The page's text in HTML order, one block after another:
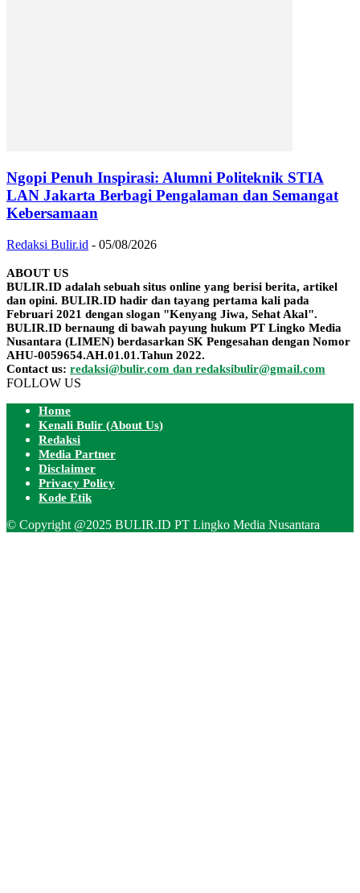
Ngopi Penuh Inspirasi: Alumni Politeknik STIA
LAN Jakarta Berbagi Pengalaman dan Semangat
Kebersamaan
Redaksi Bulir.id - 05/08/2026
ABOUT US
BULIR.ID adalah sebuah situs online yang berisi berita, artikel
dan opini. BULIR.ID hadir dan tayang pertama kali pada
Februari 2021 dengan slogan "Kenyang Jiwa, Sehat Akal".
BULIR.ID bernaung di bawah payung hukum PT Lingko Media
Nusantara (LIMEN) berdasarkan SK Pengesahan dengan Nomor
AHU-0059654.AH.01.01.Tahun 2022.
Contact us: redaksi@bulir.com dan redaksibulir@gmail.com
FOLLOW US
Home
Kenali Bulir (About Us)
Redaksi
Media Partner
Disclaimer
Privacy Policy
Kode Etik
© Copyright @2025 BULIR.ID PT Lingko Media Nusantara